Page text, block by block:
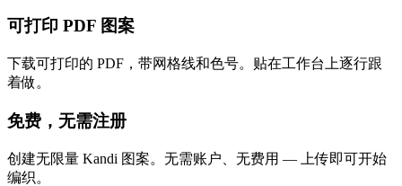
可打印 PDF 图案
下载可打印的 PDF，带网格线和色号。贴在工作台上逐行跟
着做。
免费，无需注册
创建无限量 Kandi 图案。无需账户、无费用 — 上传即可开始
编织。